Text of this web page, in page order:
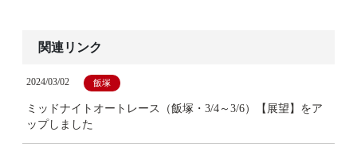
関連リンク
2024/03/02 飯塚
ミッドナイトオートレース（飯塚・3/4～3/6）【展望】をア
ップしました